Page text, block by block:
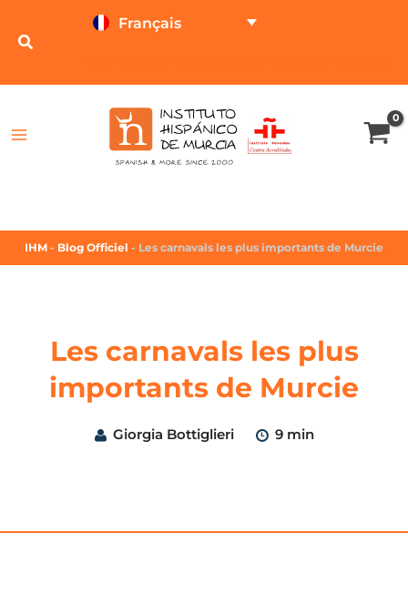
Français
IHM - Blog Officiel - Les carnavals les plus importants de Murcie
Les carnavals les plus
importants de Murcie
Giorgia Bottiglieri 9 min